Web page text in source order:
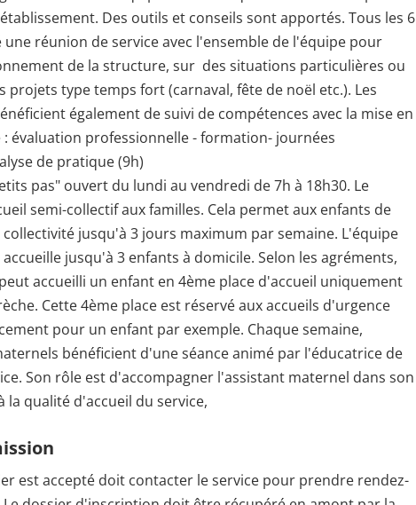
Des outils et conseils sont apportés. Tous les 6
une réunion de service avec l'ensemble de l'équipe pour
de la structure, sur des situations particulières ou
projets type temps fort (carnaval, fête de noël etc.). Les
également de suivi de compétences avec la mise en
évaluation professionnelle - formation- journées
de pratique (9h)
pas" ouvert du lundi au vendredi de 7h à 18h30. Le
semi-collectif aux familles. Cela permet aux enfants de
jusqu'à 3 jours maximum par semaine. L'équipe
jusqu'à 3 enfants à domicile. Selon les agréments,
accueilli un enfant en 4ème place d'accueil uniquement
Cette 4ème place est réservé aux accueils d'urgence
pour un enfant par exemple. Chaque semaine,
bénéficient d'une séance animé par l'éducatrice de
Son rôle est d'accompagner l'assistant maternel dans son
la qualité d'accueil du service,
est accepté doit contacter le service pour prendre rendez-